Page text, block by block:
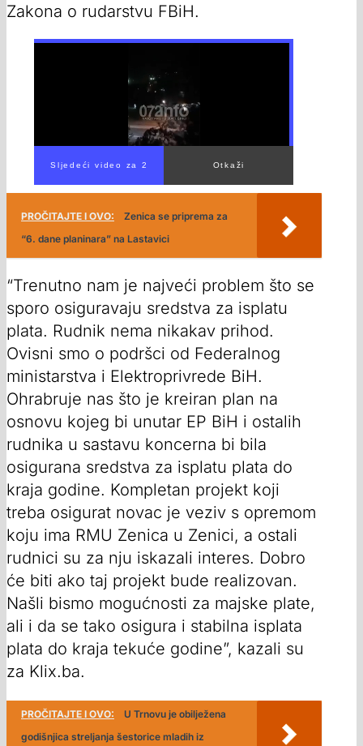
Zakona o rudarstvu FBiH.
PROČITAJTE I OVO:
Zenica se priprema za
“6. dane planinara” na Lastavici
“Trenutno nam je najveći problem što se
sporo osiguravaju sredstva za isplatu
plata. Rudnik nema nikakav prihod.
Ovisni smo o podršci od Federalnog
ministarstva i Elektroprivrede BiH.
Ohrabruje nas što je kreiran plan na
osnovu kojeg bi unutar EP BiH i ostalih
rudnika u sastavu koncerna bi bila
osigurana sredstva za isplatu plata do
kraja godine. Kompletan projekt koji
treba osigurat novac je veziv s opremom
koju ima RMU Zenica u Zenici, a ostali
rudnici su za nju iskazali interes. Dobro
će biti ako taj projekt bude realizovan.
Našli bismo mogućnosti za majske plate,
ali i da se tako osigura i stabilna isplata
plata do kraja tekuće godine”, kazali su
za Klix.ba.
PROČITAJTE I OVO:
U Trnovu je obilježena
godišnjica streljanja šestorice mladih iz